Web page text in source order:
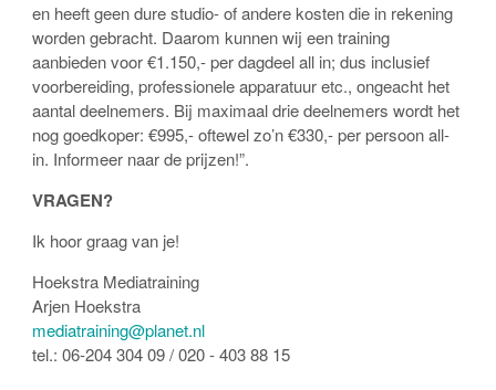
en heeft geen dure studio- of andere kosten die in rekening
worden gebracht. Daarom kunnen wij een training
aanbieden voor €1.150,- per dagdeel all in; dus inclusief
voorbereiding, professionele apparatuur etc., ongeacht het
aantal deelnemers. Bij maximaal drie deelnemers wordt het
nog goedkoper: €995,- oftewel zo’n €330,- per persoon all-
in. Informeer naar de prijzen!”.
VRAGEN?
Ik hoor graag van je!
Hoekstra Mediatraining
Arjen Hoekstra
mediatraining@planet.nl
tel.: 06-204 304 09 / 020 - 403 88 15